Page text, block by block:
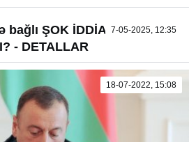
7-05-2025, 12:35
bağlı ŞOK İDDİA: 97 min
- DETALLAR
18-07-2022, 15:08